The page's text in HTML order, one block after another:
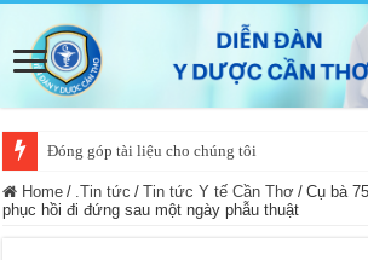
Đóng góp tài liệu cho chúng tôi
Home / .Tin tức / Tin tức Y tế Cần Thơ / Cụ bà
phục hồi đi đứng sau một ngày phẫu thuật